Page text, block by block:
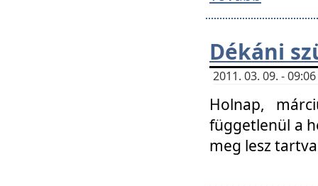
Dékáni
2011. 03. 09. -
Holnap,
függetlenül a
meg lesz